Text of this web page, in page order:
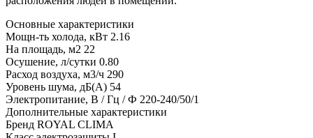
Основные характеристики
Мощн-ть холода, кВт 2.16
На площадь, м2 22
Осушение, л/сутки 0.80
Расход воздуха, м3/ч 290
Уровень шума, дБ(А) 54
Электропитание, В / Гц / Ф 220-240/50/1
Дополнительные характеристики
Бренд ROYAL CLIMA